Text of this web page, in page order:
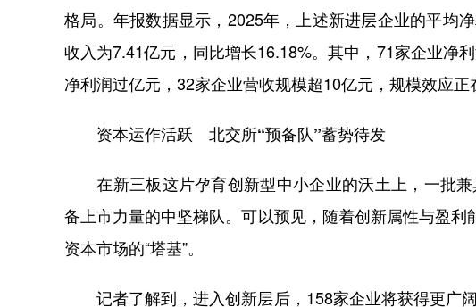
格局。年报数据显示，2025年，上述新进层企业的平均
收入为7.41亿元，同比增长16.18%。其中，71家企业净
净利润过亿元，32家企业营收规模超10亿元，规模效应正
资本运作活跃 北交所“预备队”蓄势待发
在新三板这片孕育创新型中小企业的沃土上，一批兼
备上市力量的中坚梯队。可以预见，随着创新属性与盈利
资本市场的“塔基”。
记者了解到，进入创新层后，158家企业将获得更广